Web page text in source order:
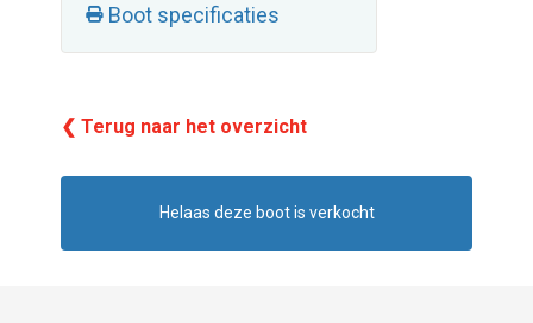
Boot specificaties
❮ Terug naar het overzicht
Helaas deze boot is verkocht